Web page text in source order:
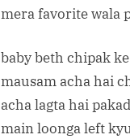
mera favorite wala
baby beth chipak
mausam acha hai
acha lagta hai
main loonga left